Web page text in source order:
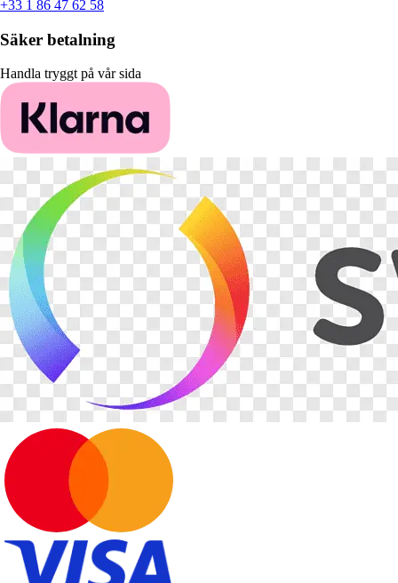
+33 1 86 47 62 58
Säker betalning
Handla tryggt på vår sida